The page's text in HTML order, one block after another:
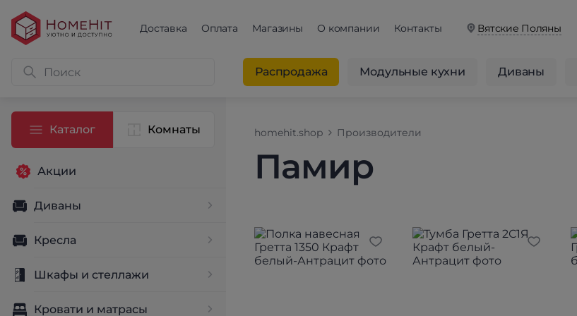
Доставка Оплата Магазины О компании Контакты Вятские Поляны
Распродажа Модульные кухни Диваны
Каталог Комнаты
Акции
Диваны
Кресла
Шкафы и стеллажи
Кровати и матрасы
homehit.shop Производители
Памир